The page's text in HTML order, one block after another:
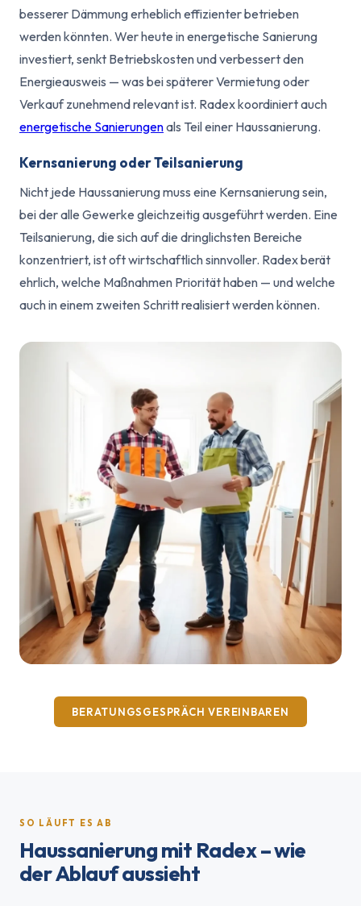
besserer Dämmung erheblich effizienter betrieben
werden könnten. Wer heute in energetische Sanierung
investiert, senkt Betriebskosten und verbessert den
Energieausweis — was bei späterer Vermietung oder
Verkauf zunehmend relevant ist. Radex koordiniert auch
energetische Sanierungenals Teil einer Haussanierung.
Kernsanierung oder Teilsanierung
Nicht jede Haussanierung muss eine Kernsanierung sein,
bei der alle Gewerke gleichzeitig ausgeführt werden. Eine
Teilsanierung, die sich auf die dringlichsten Bereiche
konzentriert, ist oft wirtschaftlich sinnvoller. Radex berät
ehrlich, welche Maßnahmen Priorität haben — und welche
auch in einem zweiten Schritt realisiert werden können.
BERATUNGSGESPRÄCH VEREINBAREN
SO LÄUFT ES AB
Haussanierung mit Radex – wie
der Ablauf aussieht